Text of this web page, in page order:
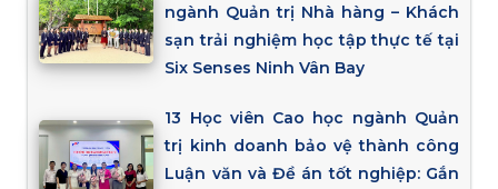
ngành Quản trị Nhà hàng – Khách
sạn trải nghiệm học tập thực tế tại
Six Senses Ninh Vân Bay
13 Học viên Cao học ngành Quản
trị kinh doanh bảo vệ thành công
Luận văn và Đề án tốt nghiệp: Gắn